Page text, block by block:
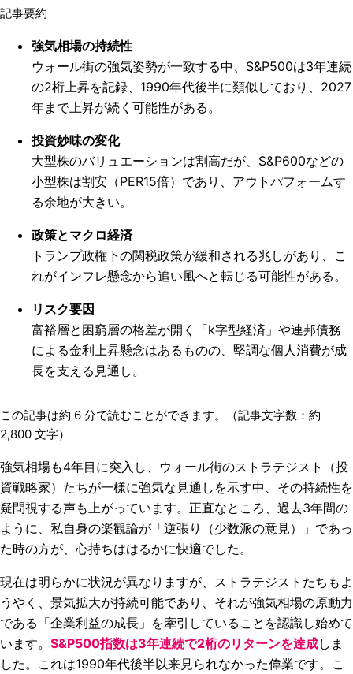
記事要約
強気相場の持続性
ウォール街の強気姿勢が一致する中、S&P500は3年連続
の2桁上昇を記録、1990年代後半に類似しており、2027
年まで上昇が続く可能性がある。
投資妙味の変化
大型株のバリュエーションは割高だが、S&P600などの
小型株は割安（PER15倍）であり、アウトパフォームす
る余地が大きい。
政策とマクロ経済
トランプ政権下の関税政策が緩和される兆しがあり、こ
れがインフレ懸念から追い風へと転じる可能性がある。
リスク要因
富裕層と困窮層の格差が開く「k字型経済」や連邦債務
による金利上昇懸念はあるものの、堅調な個人消費が成
長を支える見通し。
この記事は約 6 分で読むことができます。（記事文字数：約
2,800 文字）
強気相場も4年目に突入し、ウォール街のストラテジスト（投
資戦略家）たちが一様に強気な見通しを示す中、その持続性を
疑問視する声も上がっています。正直なところ、過去3年間の
ように、私自身の楽観論が「逆張り（少数派の意見）」であっ
た時の方が、心持ちははるかに快適でした。
現在は明らかに状況が異なりますが、ストラテジストたちもよ
うやく、景気拡大が持続可能であり、それが強気相場の原動力
である「企業利益の成長」を牽引していることを認識し始めて
います。 S&P500指数は3年連続で2桁のリターンを達成しま
した。これは1990年代後半以来見られなかった偉業です。こ